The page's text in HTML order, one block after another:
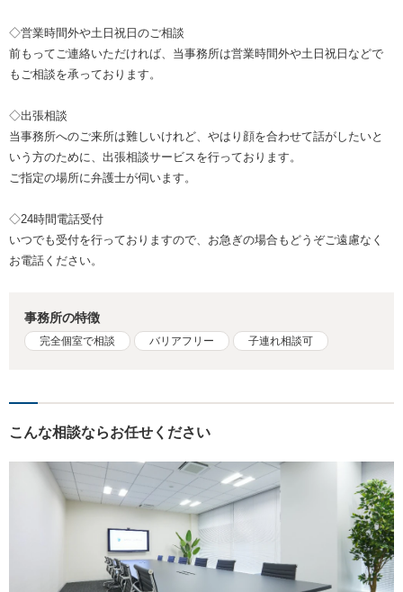
◇営業時間外や土日祝日のご相談
前もってご連絡いただければ、当事務所は営業時間外や土日祝日などで
もご相談を承っております。
◇出張相談
当事務所へのご来所は難しいけれど、やはり顔を合わせて話がしたいと
いう方のために、出張相談サービスを行っております。
ご指定の場所に弁護士が伺います。
◇24時間電話受付
いつでも受付を行っておりますので、お急ぎの場合もどうぞご遠慮なく
お電話ください。
事務所の特徴
完全個室で相談 バリアフリー 子連れ相談可
こんな相談ならお任せください